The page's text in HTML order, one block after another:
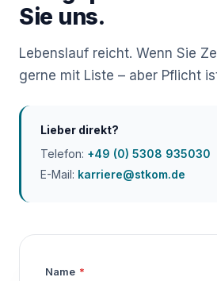
Sie uns.
Lebenslauf reicht. Wenn Sie
gerne mit Liste – aber Pflicht
Lieber direkt?
Telefon: +49 (0) 5308 935030
E-Mail: karriere@stkom.de
Name *